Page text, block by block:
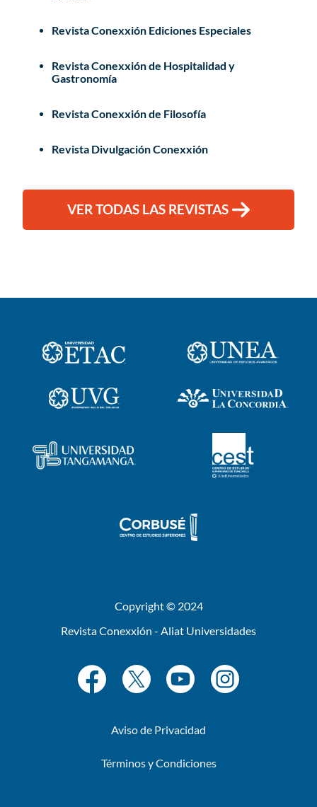
Revista Conexxión Ediciones Especiales
Revista Conexxión de Hospitalidad y
Gastronomía
Revista Conexxión de Filosofía
Revista Divulgación Conexxión
VER TODAS LAS REVISTAS
Copyright © 2024
Revista Conexxión - Aliat Universidades
Aviso de Privacidad
Términos y Condiciones